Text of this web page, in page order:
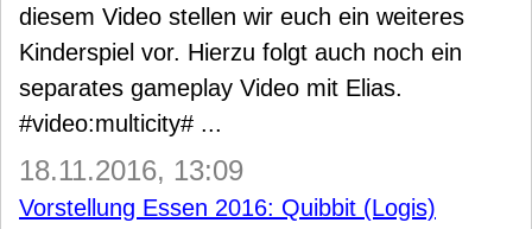
diesem Video stellen wir euch ein weiteres
Kinderspiel vor. Hierzu folgt auch noch ein
separates gameplay Video mit Elias.
#video:multicity# ...
18.11.2016, 13:09
Vorstellung Essen 2016: Quibbit (Logis)